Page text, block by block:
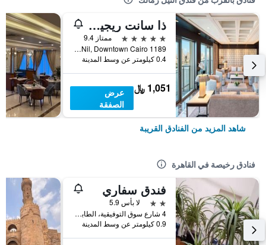
ذا سانت ريجيس القاهرة
5 نجوم
ممتاز 9.4
1189 Corniche El Nil, Downtown Cairo, القاهرة, مصر
0.4 كيلومتر عن وسط المدينة
1,051 ﷼
عرض
الصفقة
شاهد المزيد من الفنادق القريبة
فنادق رخيصة في القاهرة
فندق سفاري
2 نجمتين
لا بأس 5.9
4 شارع سوق التوفيقية، الطابق 5، وسط البلد, القاهرة, مصر
0.9 كيلومتر عن وسط المدينة